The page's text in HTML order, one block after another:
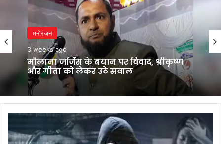
मनोरंजन
3 weeks ago
और गीता को लेकर उठे सवाल
मनोरंजन
3 weeks ago
भगवंत मान का कांग्रेस पर बड़ा हमला, बोले-
मुख्यमंत्री बनने से पहले ही कुर्सी की लड़ाई शुरू
बड़ी